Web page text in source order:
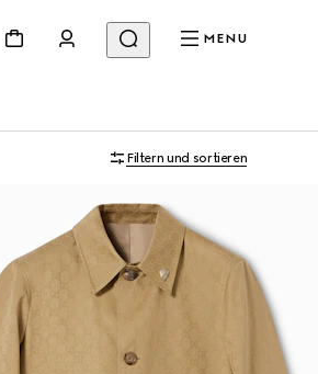
MENU
Filtern und sortieren